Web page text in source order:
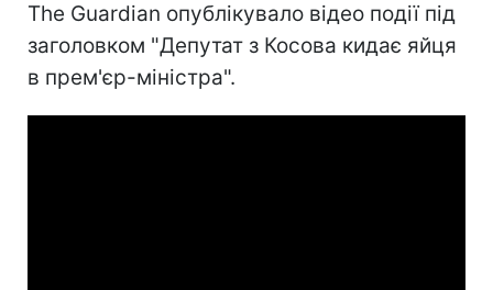
The Guardian опублікувало відео події під
заголовком "Депутат з Косова кидає яйця
в прем'єр-міністра".